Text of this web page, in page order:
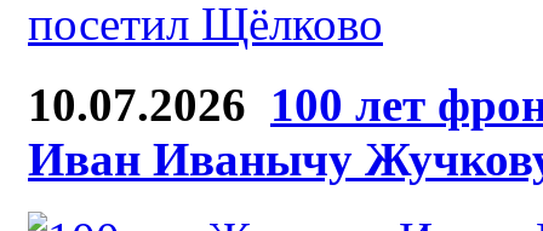
посетил Щёлково
10.07.2026 100 лет
Иван Иванычу